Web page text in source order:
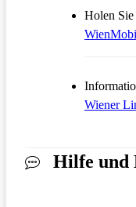
Holen
Wiener
Hilfe und